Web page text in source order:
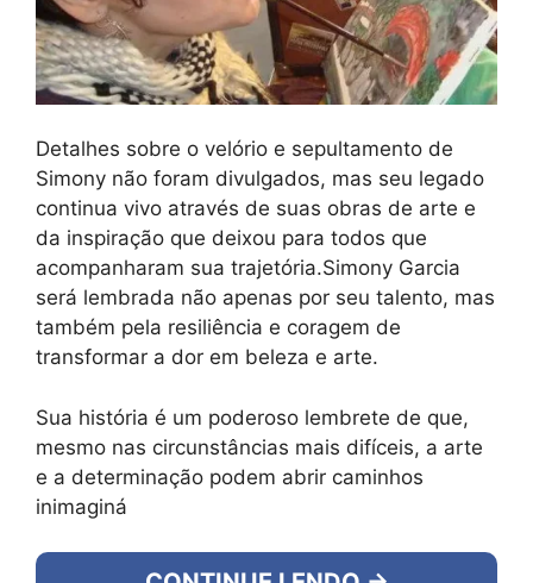
Detalhes sobre o velório e sepultamento de
Simony não foram divulgados, mas seu legado
continua vivo através de suas obras de arte e
da inspiração que deixou para todos que
acompanharam sua trajetória.Simony Garcia
será lembrada não apenas por seu talento, mas
também pela resiliência e coragem de
transformar a dor em beleza e arte.
Sua história é um poderoso lembrete de que,
mesmo nas circunstâncias mais difíceis, a arte
e a determinação podem abrir caminhos
inimaginá